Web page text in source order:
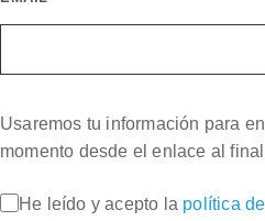
Usaremos tu información para
momento desde el enlace al
He leído y acepto la política